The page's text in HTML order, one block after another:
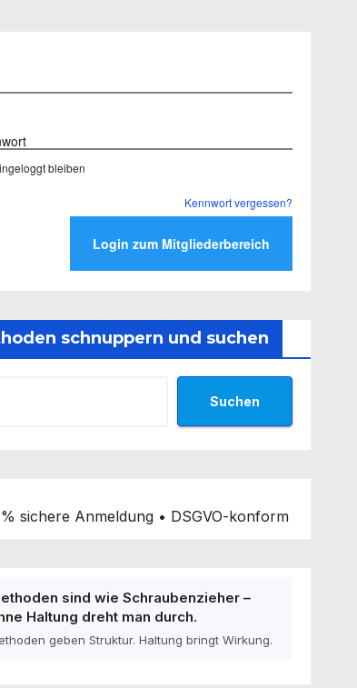
bleiben
Kennwort vergessen?
schnuppern und suchen
Suchen
sichere Anmeldung • DSGVO-konform
sind wie Schraubenzieher –
Haltung dreht man durch.
geben Struktur. Haltung bringt Wirkung.